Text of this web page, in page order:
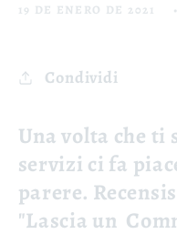
19 DE ENERO DE 2021
Condividi
Una volta che
servizi ci fa
parere.
"Lascia un